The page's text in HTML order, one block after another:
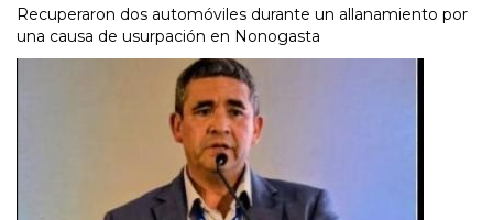
Recuperaron dos automóviles durante un allanamiento por
una causa de usurpación en Nonogasta